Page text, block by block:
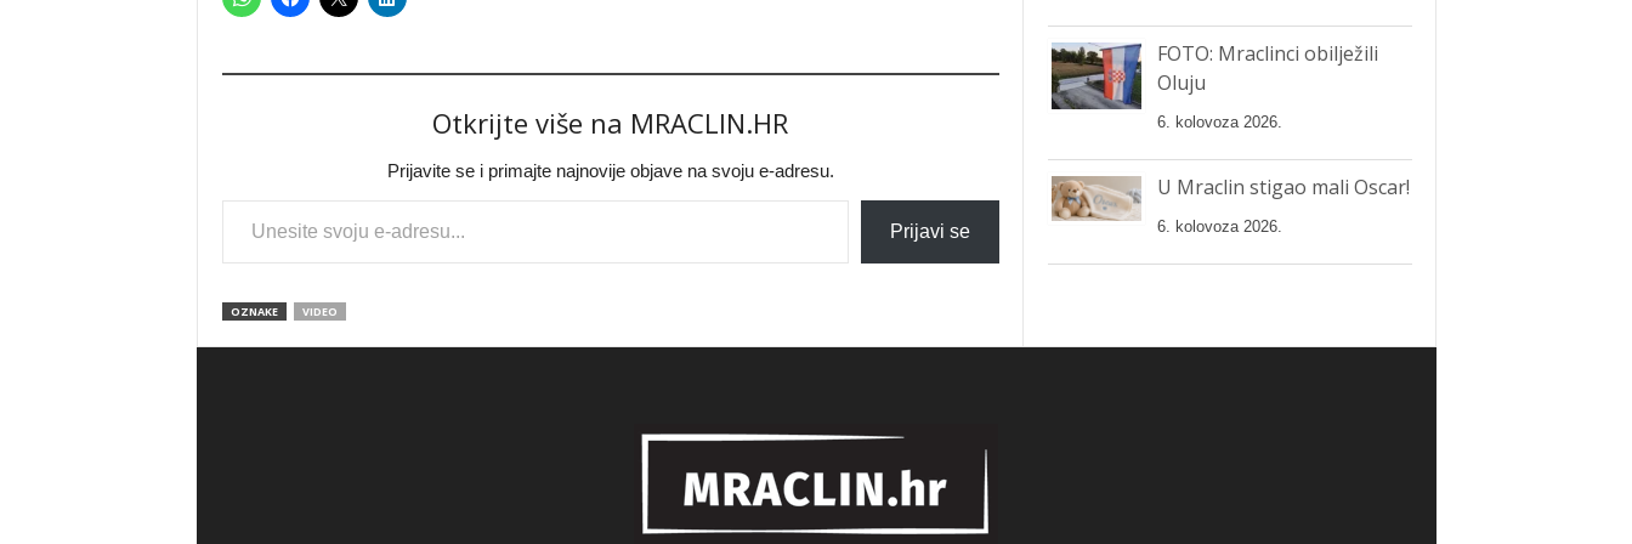
Otkrijte više na MRACLIN.HR
Prijavite se i primajte najnovije objave na svoju e-adresu.
Type your email…
Prijavi se
OZNAKE VIDEO
FOTO: Mraclinci obilježili
Oluju
6. kolovoza 2026.
U Mraclin stigao mali Oscar!
6. kolovoza 2026.